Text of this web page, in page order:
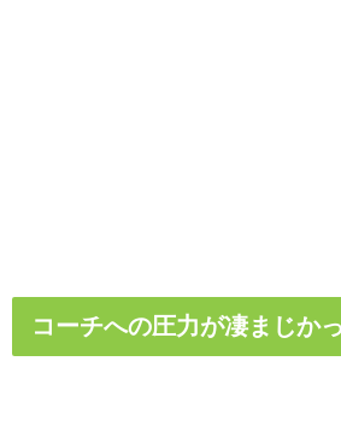
コーチへの圧力が凄まじか